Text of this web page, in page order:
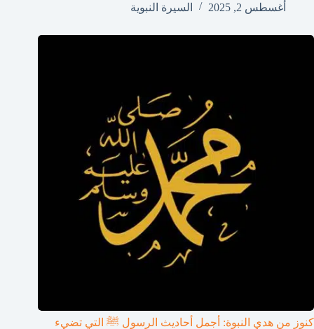
أغسطس 2, 2025
السيرة النبوية
كنوز من هدي النبوة: أجمل أحاديث الرسول ﷺ التي تضيء